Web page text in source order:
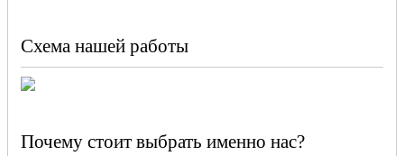
Схема нашей работы
Почему стоит выбрать именно нас?